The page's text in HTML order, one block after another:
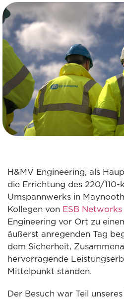
H&MV Engineering, als
die Errichtung des 220/110-
Umspannwerks in
Kollegen von ESB Networks
Engineering vor Ort zu
äußerst anregenden Tag
dem Sicherheit,
hervorragende
Mittelpunkt standen.
Der Besuch war Teil